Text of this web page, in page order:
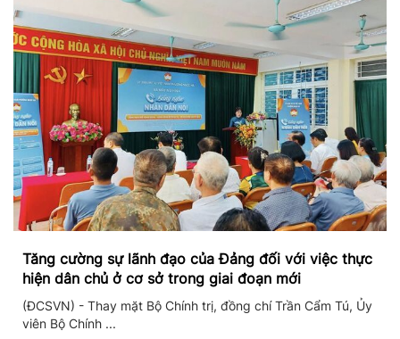
Tăng cường sự lãnh đạo của Đảng đối với việc thực
hiện dân chủ ở cơ sở trong giai đoạn mới
(ĐCSVN) - Thay mặt Bộ Chính trị, đồng chí Trần Cẩm Tú, Ủy
viên Bộ Chính ...